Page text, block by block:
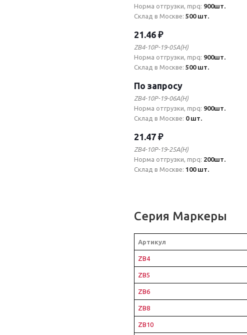
Норма отгрузки, mpq: 900шт.
Склад в Москве: 500 шт.
21.46 ₽
ZB4-10P-19-05A(H)
Норма отгрузки, mpq: 900шт.
Склад в Москве: 500 шт.
По запросу
ZB4-10P-19-06A(H)
Норма отгрузки, mpq: 900шт.
Склад в Москве: 0 шт.
21.47 ₽
ZB4-10P-19-25A(H)
Норма отгрузки, mpq: 200шт.
Склад в Москве: 100 шт.
Серия Маркеры
Артикул
ZB4
ZB5
ZB6
ZB8
ZB10